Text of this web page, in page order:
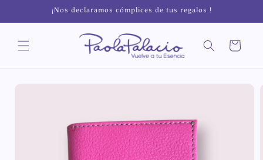
directamente
al contenido
¡Nos declaramos cómplices de tus regalos !
Carrito